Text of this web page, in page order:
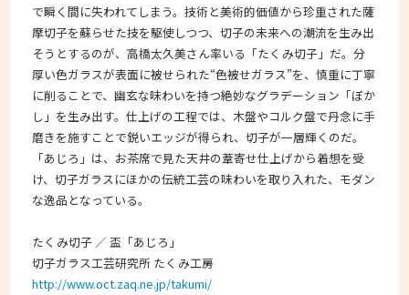
で瞬く間に失われてしまう。技術と美術的価値から珍重された薩
摩切子を蘇らせた技を駆使しつつ、切子の未来への潮流を生み出
そうとするのが、高橋太久美さん率いる「たくみ切子」だ。分
厚い色ガラスが表面に被せられた“色被せガラス”を、慎重に丁寧
に削ることで、幽玄な味わいを持つ絶妙なグラデーション「ぼか
し」を生み出す。仕上げの工程では、木盤やコルク盤で丹念に手
磨きを施すことで鋭いエッジが得られ、切子が一層輝くのだ。
「あじろ」は、お茶席で見た天井の葦寄せ仕上げから着想を受
け、切子ガラスにほかの伝統工芸の味わいを取り入れた、モダン
な逸品となっている。
たくみ切子 ／ 盃「あじろ」
切子ガラス工芸研究所 たくみ工房
http://www.oct.zaq.ne.jp/takumi/